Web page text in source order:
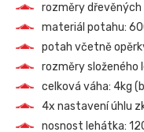
rozměry
materiál potahu:
potah včetně
rozměry složeného
celková váha: 4kg
4x nastavení úhlu
nosnost lehátka: